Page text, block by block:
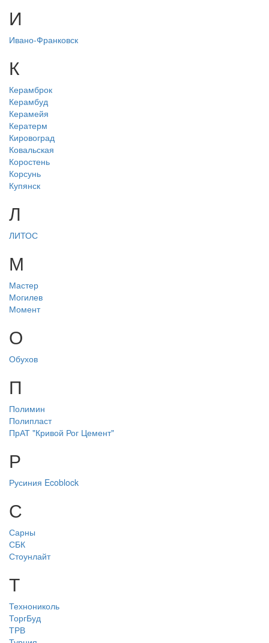
И
Ивано-Франковск
К
Керамброк
Керамбуд
Керамейя
Кератерм
Кировоград
Ковальская
Коростень
Корсунь
Купянск
Л
ЛИТОС
М
Мастер
Могилев
Момент
О
Обухов
П
Полимин
Полипласт
ПрАТ "Кривой Рог Цемент"
Р
Русиния Ecoblock
С
Сарны
СБК
Стоунлайт
Т
Технониколь
ТоргБуд
ТРВ